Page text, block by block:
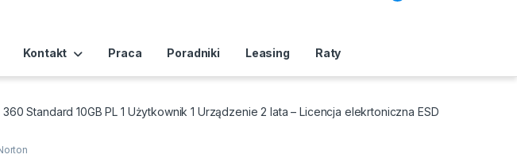
Kontakt Praca Poradniki Leasing Raty
Standard 10GB PL 1 Użytkownik 1 Urządzenie 2 lata – Licencja elekrtoniczna ESD